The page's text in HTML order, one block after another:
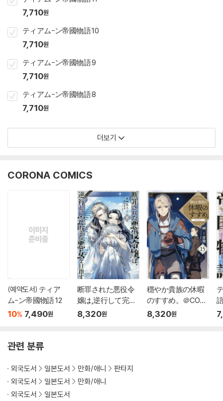
7,710원
ティアム-ン帝國物語 10
7,710원
ティアム-ン帝國物語 9
7,710원
ティアム-ン帝國物語 8
7,710원
더보기
CORONA COMICS
(예약도서) ティア
ム-ン帝國物語 12
10% 7,490원
断罪された悪役令
嬢は,逆行して完璧
な悪女を目指す＠C
8,320원
穩やか貴族の休暇
のすすめ。＠COMI
C 15
8,320원
관련 분류
외국도서 일본도서 만화/애니
판타지
외국도서
일본도서
만화/애니
외국도서
일본도서